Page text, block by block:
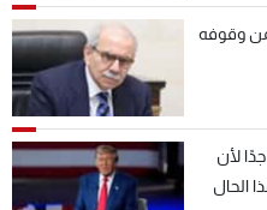
وقوفه
لأن
الحال